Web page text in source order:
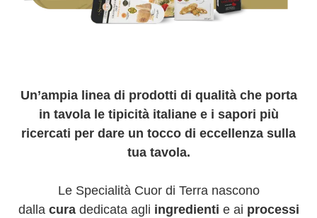
Un’ampia linea di prodotti di qualità che porta
in tavola le tipicità italiane e i sapori più
ricercati per dare un tocco di eccellenza sulla
tua tavola.
Le Specialità Cuor di Terra nascono
dalla curadedicata agli ingredienti e ai processi